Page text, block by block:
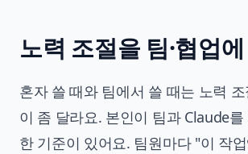
노력 조절을 팀·협업
혼자 쓸 때와 팀에서 쓸 때는 노력
이 좀 달라요. 본인이 팀과 Claude
한 기준이 있어요. 팀원마다 "이 작